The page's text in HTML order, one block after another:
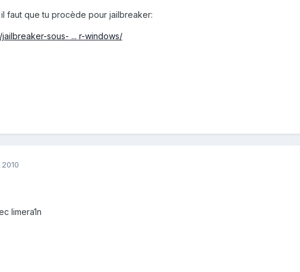
faut que tu procède pour jailbreaker:
sous- ... r-windows/
limera1n